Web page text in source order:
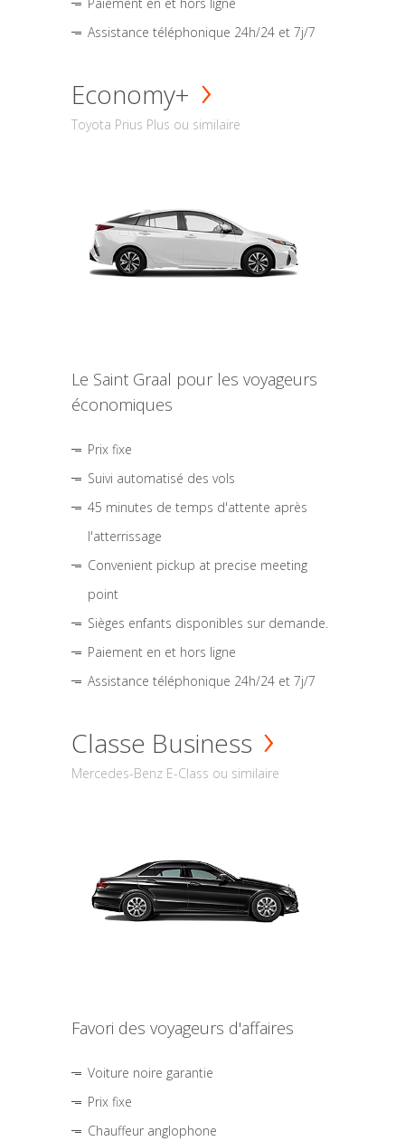
Assistance téléphonique 24h/24 et 7j/7
Economy+
Toyota Prius Plus ou similaire
Le Saint Graal pour les voyageurs
économiques
Prix fixe
Suivi automatisé des vols
45 minutes de temps d'attente après
l'atterrissage
Convenient pickup at precise meeting
point
Sièges enfants disponibles sur demande.
Paiement en et hors ligne
Assistance téléphonique 24h/24 et 7j/7
Classe Business
Mercedes-Benz E-Class ou similaire
Favori des voyageurs d'affaires
Voiture noire garantie
Prix fixe
Chauffeur anglophone